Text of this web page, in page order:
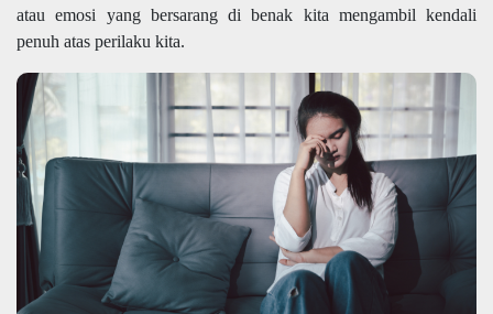
atau emosi yang bersarang di benak kita mengambil kendali
penuh atas perilaku kita.